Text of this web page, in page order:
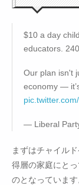
$10 a day
educators.
Our plan isn't
economy —
— Liberal
まずはチャイル
得層の家庭にと
のとなっています